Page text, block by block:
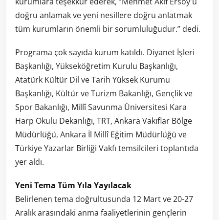
doğru anlamak ve yeni nesillere doğru anlatmak
tüm kurumların önemli bir sorumluluğudur.” dedi.
Programa çok sayıda kurum katıldı. Diyanet İşleri
Başkanlığı, Yükseköğretim Kurulu Başkanlığı,
Atatürk Kültür Dil ve Tarih Yüksek Kurumu
Başkanlığı, Kültür ve Turizm Bakanlığı, Gençlik ve
Spor Bakanlığı, Millî Savunma Üniversitesi Kara
Harp Okulu Dekanlığı, TRT, Ankara Vakıflar Bölge
Müdürlüğü, Ankara İl Millî Eğitim Müdürlüğü ve
Türkiye Yazarlar Birliği Vakfı temsilcileri toplantıda
yer aldı.
Yeni Tema Tüm Yıla Yayılacak
Belirlenen tema doğrultusunda 12 Mart ve 20-27
Aralık arasındaki anma faaliyetlerinin gençlerin